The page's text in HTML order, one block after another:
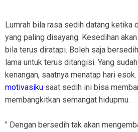
Lumrah bila rasa sedih datang ketika
yang paling disayang. Kesedihan
bila terus diratapi. Boleh saja
lama untuk terus ditangisi. Yang
kenangan, saatnya menatap hari
motivasiku saat sedih ini bisa
membangkitkan semangat hidupmu.
" Dengan bersedih tak akan